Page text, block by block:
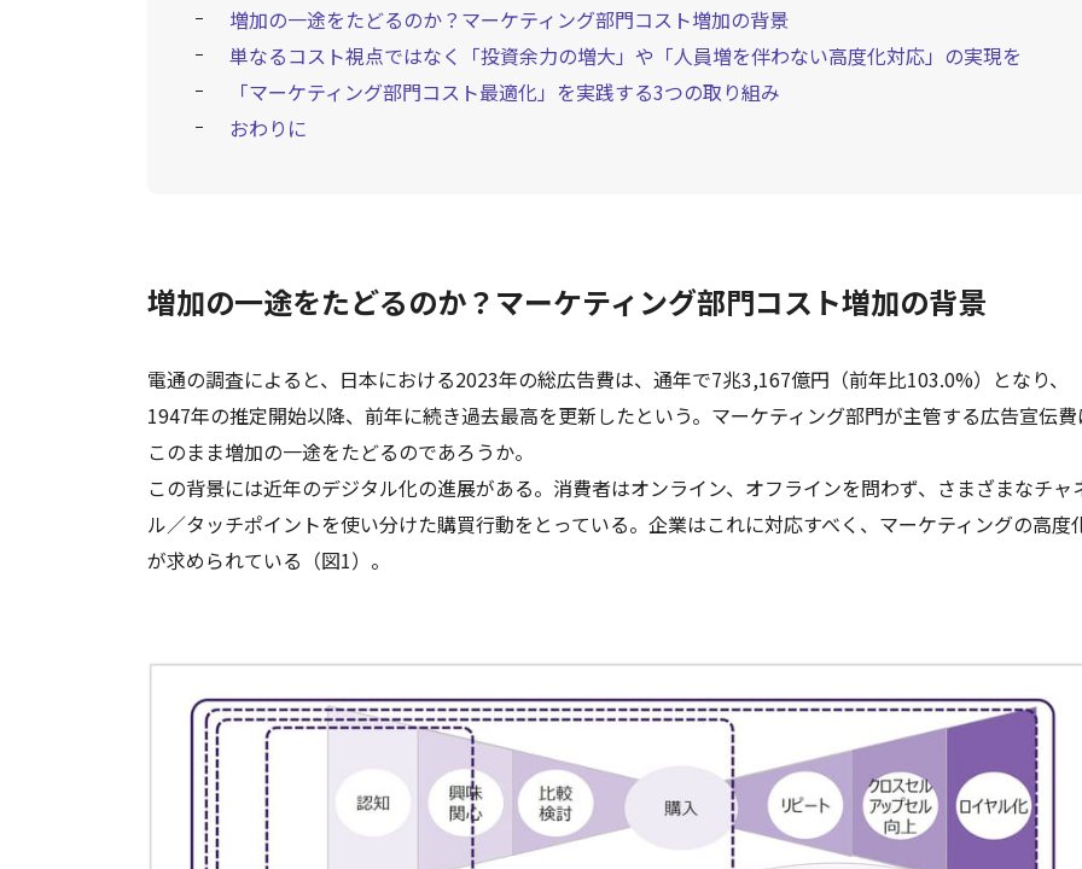
増加の一途をたどるのか？マーケティング部門コスト増加の背景
単なるコスト視点ではなく「投資余力の増大」や「人員増を伴わない高度化対応」の実現を
「マーケティング部門コスト最適化」を実践する3つの取り組み
おわりに
増加の一途をたどるのか？マーケティング部門コスト増加の背景
電通の調査によると、日本における2023年の総広告費は、通年で7兆3,167億円（前年比103.0%）となり、
1947年の推定開始以降、前年に続き過去最高を更新したという。マーケティング部門が主管する広告宣伝
このまま増加の一途をたどるのであろうか。
この背景には近年のデジタル化の進展がある。消費者はオンライン、オフラインを問わず、さまざまなチャ
ル／タッチポイントを使い分けた購買行動をとっている。企業はこれに対応すべく、マーケティングの高度
が求められている（図1）。